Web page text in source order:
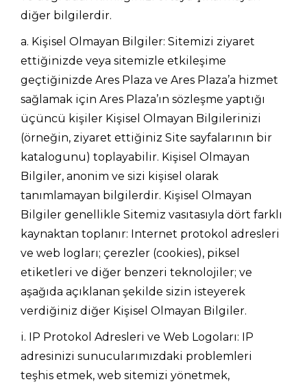
diğer bilgilerdir.
a. Kişisel Olmayan Bilgiler: Sitemizi ziyaret
ettiğinizde veya sitemizle etkileşime
geçtiğinizde Ares Plaza ve Ares Plaza’a hizmet
sağlamak için Ares Plaza’ın sözleşme yaptığı
üçüncü kişiler Kişisel Olmayan Bilgilerinizi
(örneğin, ziyaret ettiğiniz Site sayfalarının bir
katalogunu) toplayabilir. Kişisel Olmayan
Bilgiler, anonim ve sizi kişisel olarak
tanımlamayan bilgilerdir. Kişisel Olmayan
Bilgiler genellikle Sitemiz vasıtasıyla dört farklı
kaynaktan toplanır: Internet protokol adresleri
ve web logları; çerezler (cookies), piksel
etiketleri ve diğer benzeri teknolojiler; ve
aşağıda açıklanan şekilde sizin isteyerek
verdiğiniz diğer Kişisel Olmayan Bilgiler.
i. IP Protokol Adresleri ve Web Logoları: IP
adresinizi sunucularımızdaki problemleri
teşhis etmek, web sitemizi yönetmek,